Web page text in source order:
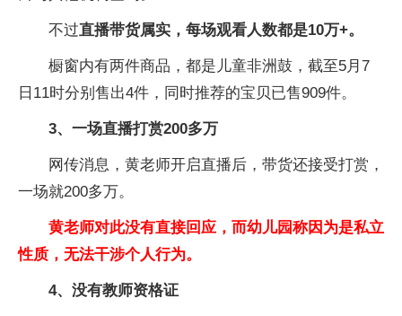
不过直播带货属实，每场观看人数都是10万+。
橱窗内有两件商品，都是儿童非洲鼓，截至5月7
日11时分别售出4件，同时推荐的宝贝已售909件。
3、一场直播打赏200多万
网传消息，黄老师开启直播后，带货还接受打赏，
一场就200多万。
黄老师对此没有直接回应，而幼儿园称因为是私立
性质，无法干涉个人行为。
4、没有教师资格证